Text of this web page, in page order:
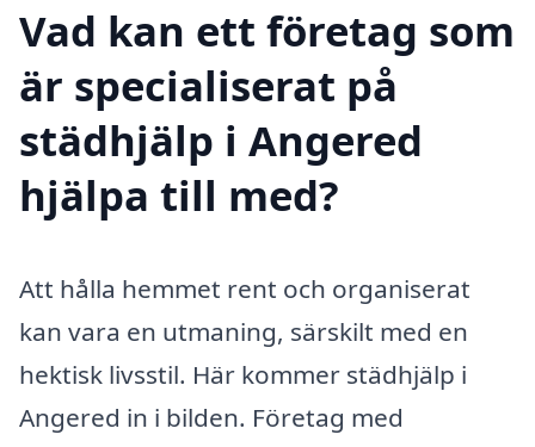
Vad kan ett företag som
är specialiserat på
städhjälp i Angered
hjälpa till med?
Att hålla hemmet rent och organiserat
kan vara en utmaning, särskilt med en
hektisk livsstil. Här kommer städhjälp i
Angered in i bilden. Företag med